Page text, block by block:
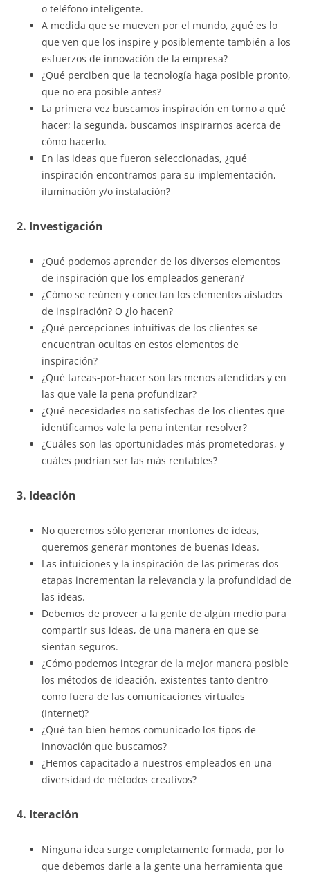
o teléfono inteligente.
A medida que se mueven por el mundo, ¿qué es lo
que ven que los inspire y posiblemente también a los
esfuerzos de innovación de la empresa?
¿Qué perciben que la tecnología haga posible pronto,
que no era posible antes?
La primera vez buscamos inspiración en torno a qué
hacer; la segunda, buscamos inspirarnos acerca de
cómo hacerlo.
En las ideas que fueron seleccionadas, ¿qué
inspiración encontramos para su implementación,
iluminación y/o instalación?
2. Investigación
¿Qué podemos aprender de los diversos elementos
de inspiración que los empleados generan?
¿Cómo se reúnen y conectan los elementos aislados
de inspiración? O ¿lo hacen?
¿Qué percepciones intuitivas de los clientes se
encuentran ocultas en estos elementos de
inspiración?
¿Qué tareas-por-hacer son las menos atendidas y en
las que vale la pena profundizar?
¿Qué necesidades no satisfechas de los clientes que
identificamos vale la pena intentar resolver?
¿Cuáles son las oportunidades más prometedoras, y
cuáles podrían ser las más rentables?
3. Ideación
No queremos sólo generar montones de ideas,
queremos generar montones de buenas ideas.
Las intuiciones y la inspiración de las primeras dos
etapas incrementan la relevancia y la profundidad de
las ideas.
Debemos de proveer a la gente de algún medio para
compartir sus ideas, de una manera en que se
sientan seguros.
¿Cómo podemos integrar de la mejor manera posible
los métodos de ideación, existentes tanto dentro
como fuera de las comunicaciones virtuales
(Internet)?
¿Qué tan bien hemos comunicado los tipos de
innovación que buscamos?
¿Hemos capacitado a nuestros empleados en una
diversidad de métodos creativos?
4. Iteración
Ninguna idea surge completamente formada, por lo
que debemos darle a la gente una herramienta que